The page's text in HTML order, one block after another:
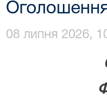
08 липня 2026,